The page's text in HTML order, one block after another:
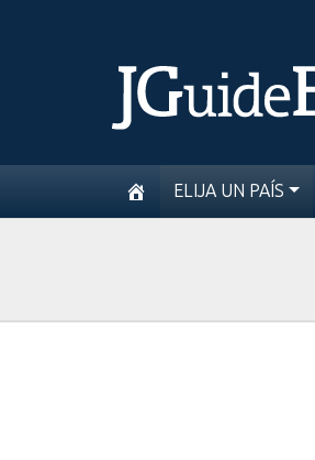
ELIJA UN PAÍS